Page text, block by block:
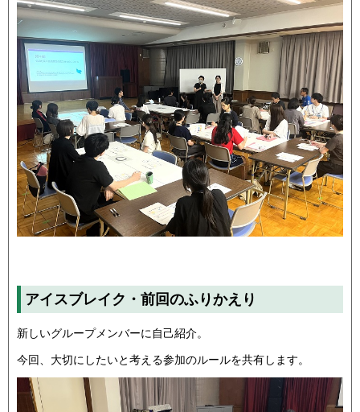
アイスブレイク・前回のふりかえり
新しいグループメンバーに自己紹介。
今回、大切にしたいと考える参加のルールを共有します。